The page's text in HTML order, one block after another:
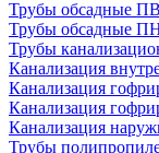
Трубы обсадные
Трубы обсадные
Трубы
Канализация
Канализация
Канализация
Канализация
Трубы